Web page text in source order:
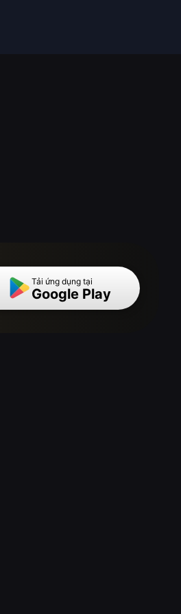
Tải ứng dụng tại
Google Play